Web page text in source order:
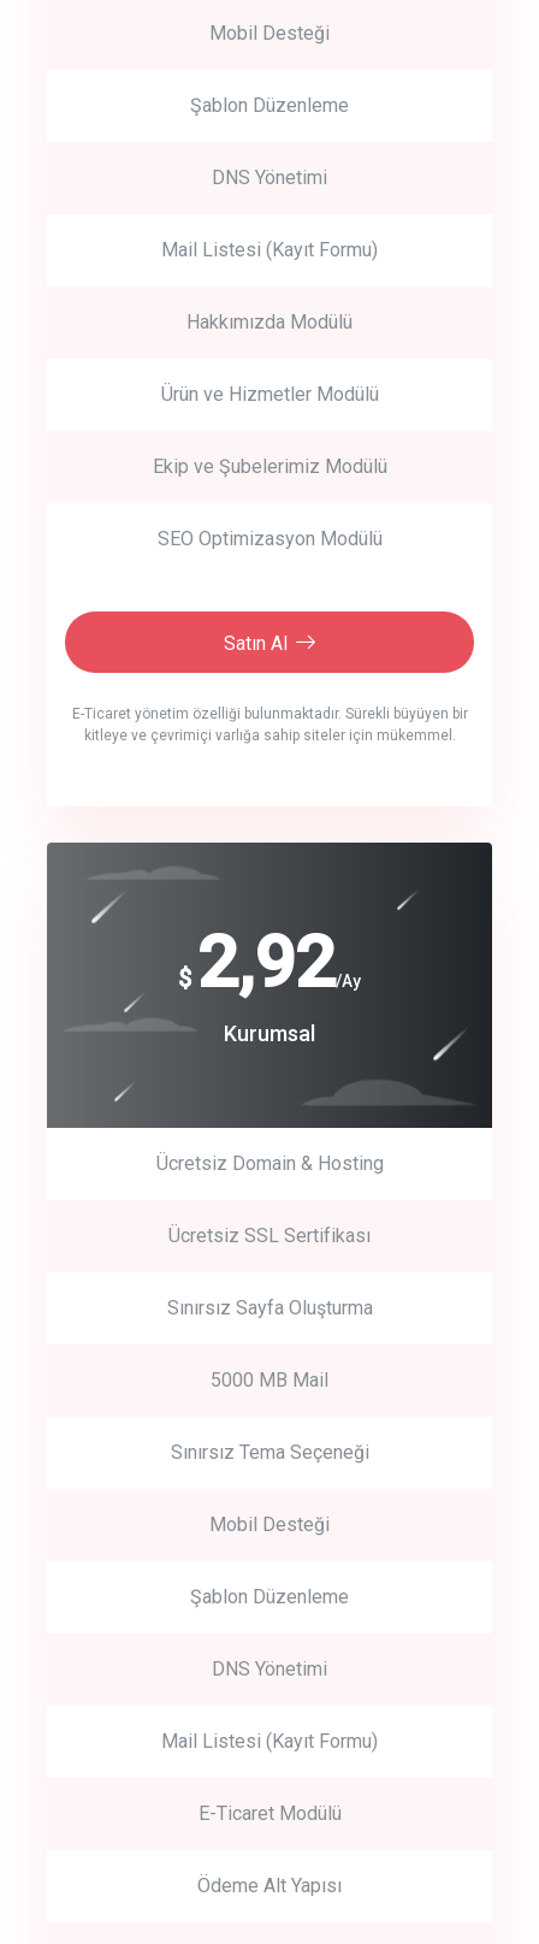
Mobil Desteği
Şablon Düzenleme
DNS Yönetimi
Mail Listesi (Kayıt Formu)
Hakkımızda Modülü
Ürün ve Hizmetler Modülü
Ekip ve Şubelerimiz Modülü
SEO Optimizasyon Modülü
Satın Al
E-Ticaret yönetim özelliği bulunmaktadır. Sürekli büyüyen bir
kitleye ve çevrimiçi varlığa sahip siteler için mükemmel.
crm auto cync
track energy costs
Get Started
Start by trying our service for 30 days free trial no credit card
$ 2,92/Ay
Kurumsal
Ücretsiz Domain & Hosting
Ücretsiz SSL Sertifikası
Sınırsız Sayfa Oluşturma
5000 MB Mail
Sınırsız Tema Seçeneği
Mobil Desteği
Şablon Düzenleme
DNS Yönetimi
Mail Listesi (Kayıt Formu)
E-Ticaret Modülü
Ödeme Alt Yapısı
$
240
Coroprate